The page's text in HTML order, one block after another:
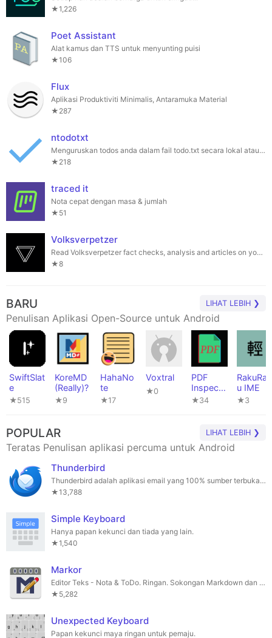
★1,226
Poet Assistant
Alat kamus dan TTS untuk menyunting puisi
★106
Flux
Aplikasi Produktiviti Minimalis, Antaramuka Material
★287
ntodotxt
Menguruskan todos anda dalam fail todo.txt secara lokal atau melalui webdav.
★218
traced it
Nota cepat dengan masa & jumlah
★51
Volksverpetzer
Read Volksverpetzer fact checks, analysis and articles on your mobile phone.
★8
BARU LIHAT LEBIH ❯
Penulisan Aplikasi Open-Source untuk Android
SwiftSlat
e
★515
KoreMD
(Really)?
★9
HahaNo
te
★17
Voxtral
★0
PDF
Inspecto
r★34
RakuRak
u IME
★3
POPULAR LIHAT LEBIH ❯
Teratas Penulisan aplikasi percuma untuk Android
Thunderbird
Thunderbird adalah aplikasi email yang 100% sumber terbuka dan memberi tumpuan kepada privasi.
★13,788
Simple Keyboard
Hanya papan kekunci dan tiada yang lain.
★1,540
Markor
Editor Teks - Nota & ToDo. Ringan. Sokongan Markdown dan todo.txt.
★5,282
Unexpected Keyboard
Papan kekunci maya ringan untuk pemaju.